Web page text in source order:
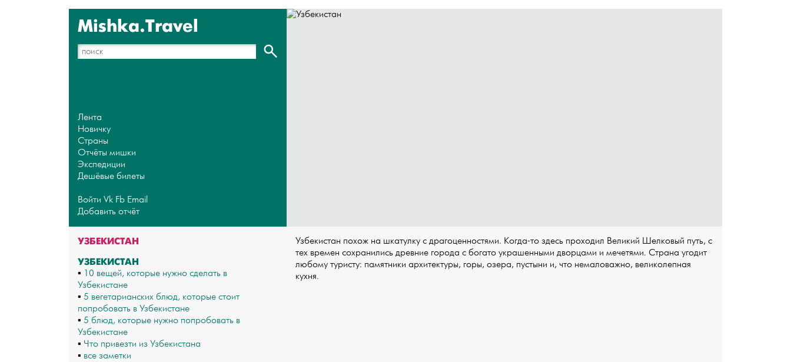
Mishka.Travel
Лента
Новичку
Страны
Отчёты мишки
Экспедиции
Дешёвые билеты
Войти Vk Fb Email
Добавить отчёт
УЗБЕКИСТАН
УЗБЕКИСТАН
▪ 10 вещей, которые нужно сделать в
Узбекистане
▪ 5 вегетарианских блюд, которые стоит
попробовать в Узбекистане
▪ 5 блюд, которые нужно попробовать в
Узбекистане
▪ Что привезти из Узбекистана
▪ все заметки
Узбекистан похож на шкатулку с драгоценностями. Когда-то здесь проходил Великий Шелковый путь, с
тех времен сохранились древние города с богато украшенными дворцами и мечетями. Страна угодит
любому туристу: памятники архитектуры, горы, озера, пустыни и, что немаловажно, великолепная
кухня.